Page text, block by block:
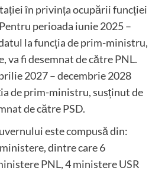
în privința ocupării funcției
perioada iunie 2025 –
la funcția de prim-ministru,
va fi desemnat de către PNL.
2027 – decembrie 2028
de prim-ministru, susținut de
de către PSD.
este compusă din:
dintre care 6
PNL, 4 ministere USR